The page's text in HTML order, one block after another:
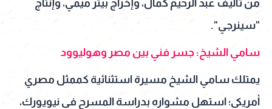
من تأليف عبد الرحيم كمال، وإخراج بيتر ميمي، وإنتاج
"سينرجي".
سامي الشيخ: جسر فني بين مصر وهوليوود
يمتلك سامي الشيخ مسيرة استثنائية كممثل مصري
أمريكي؛ استهل مشواره بدراسة المسرح في نيويورك،